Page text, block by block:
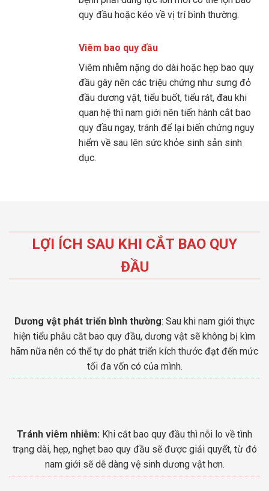
quy đầu hoặc kéo về vị trí bình thường.
Viêm bao quy đầu
Viêm nhiễm nặng do dài hoặc hẹp bao quy
đầu gây nên các triệu chứng như sưng đỏ
đầu dương vật, tiểu buốt, tiểu rát, đau khi
quan hệ thì nam giới nên tiến hành cắt bao
quy đầu ngay, tránh để lại biến chứng nguy
hiểm về sau lên sức khỏe sinh sản sinh
dục.
LỢI ÍCH SAU KHI CẮT BAO QUY
ĐẦU
Dương vật phát triển bình thường: Sau khi nam giới thực
hiện tiểu phẫu cắt bao quy đầu, dương vật sẽ không bị kìm
hãm nữa nên có thể tự do phát triển kích thước đạt đến mức
tối đa vốn có của mình.
Tránh viêm nhiễm: Khi cắt bao quy đầu thì nỗi lo về tình
trạng dài, hẹp, nghẹt bao quy đầu sẽ được giải quyết, từ đó
nam giới sẽ dễ dàng vệ sinh dương vật hơn.